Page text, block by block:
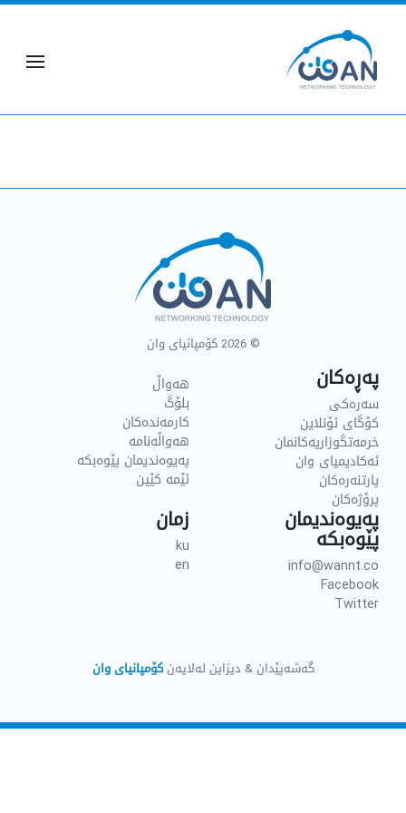
© 2026 کۆمپانیای وان
پەڕەکان
سەرەکی
کۆگای ئۆنلاین
خرمەتگوزاریەکانمان
ئەکادیمیای وان
پارتنەرەکان
پرۆژەکان
هەواڵ
بلۆگ
کارمەندەکان
هەواڵەنامە
پەیوەندیمان پێوەبکە
ئێمە کێین
پەیوەندیمان
پێوەبکە
info@wannt.co
Facebook
Twitter
زمان
ku
en
گەشەپێدان & دیزاین لەلایەنکۆمپانیای وان